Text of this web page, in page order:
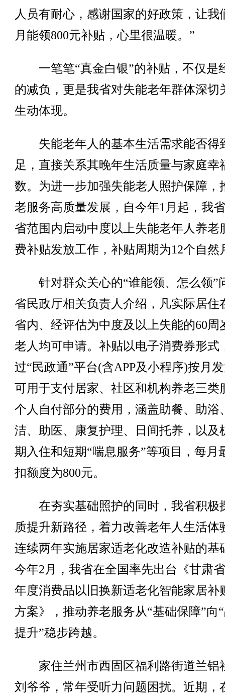
人员有耐心，感谢国家的好政策，让我
月能领800元补贴，心里很温暖。”
一笔笔“真金白银”的补贴，不仅是
的减负，更是我省对失能老年群体深切
生动体现。
失能老年人的基本生活需求能否得
足，直接关系其晚年生活质量与家庭幸
数。为进一步加强失能老人照护保障，
老服务高质量发展，自今年1月起，我
省范围内启动中度以上失能老年人养老
费补贴发放工作，补贴周期为12个自然
针对群众关心的“谁能领、怎么领”
省民政厅相关负责人介绍，凡实际居住
省内、经评估为中度及以上失能的60周
老人均可申请。补贴以电子消费券形式
过“民政通”平台(含APP及小程序)按月
可用于支付居家、社区和机构养老三类
个人自付部分的费用，涵盖助餐、助浴
洁、助医、康复护理、日间托养，以及
期入住和短期“喘息服务”等项目，每月
扣额度为800元。
在夯实基础照护的同时，我省积极
质提升新路径，着力改善老年人生活体
连续两年实施居家适老化改造补贴的基
今年2月，我省在全国率先出台《甘肃
年度消费品以旧换新适老化智能家居补
方案》，推动养老服务从“基础保障”向
提升”稳步跨越。
家住兰州市西固区福利路街道兰铝
刘爷爷，常年受听力问题困扰。近期，